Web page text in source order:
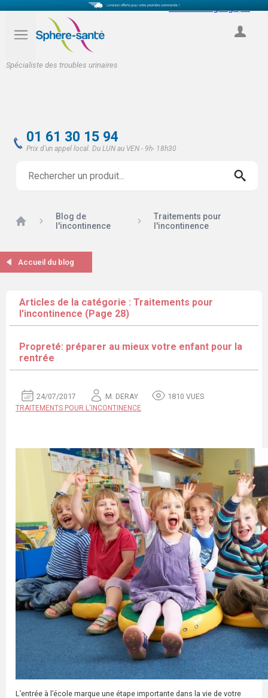
Spécialiste des troubles urinaires
Select Language
01 61 30 15 94
Prix d'un appel local. Du LUN au VEN - 9h- 18h30
Accueil
Blog de
l'incontinence
Traitements pour
l'incontinence
Accueil du blog
Articles de la catégorie : Traitements pour
l'incontinence (Page 28)
Propreté: préparer au mieux votre enfant pour la
rentrée
24/07/2017 M. DERAY 1810 VUES
TRAITEMENTS POUR L'INCONTINENCE
L’entrée à l’école marque une étape importante dans la vie de votre